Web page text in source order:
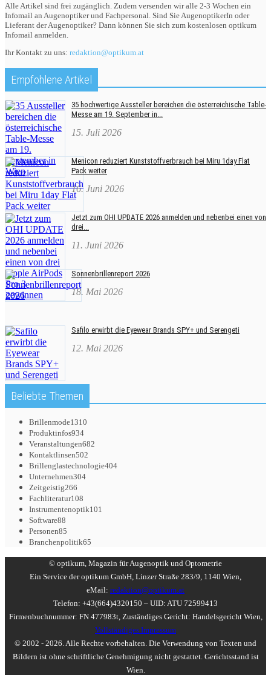
Alle Artikel sind frei zugänglich. Zudem versenden wir alle 2-3 Wochen ein
Infomail an Augenoptiker und Fachpersonal. Sind Sie AugenoptikerIn oder
Lieferant der Augenoptiker? Dann können Sie sich zum kostenlosen optikum
Infomail anmelden.
Ihr Kontakt zu uns: redaktion@optikum.at
Empfohlene Artikel
35 hochwertige Aussteller bereichen die österreichische Table-
Messe am 19. September in...
15. Juli 2026
Menicon reduziert Kunststoffverbrauch bei Miru 1day Flat
Pack weiter
16. Juni 2026
Jetzt zum OHI UPDATE 2026 anmelden und nebenbei einen von
drei...
11. Juni 2026
Sonnenbrillenreport 2026
18. Mai 2026
Safilo erwirbt die Eyewear Brands SPY+ und Serengeti
12. Mai 2026
Beliebte Themen
Brillenmode1310
Produktinfos934
Veranstaltungen682
Kontaktlinsen502
Brillenglastechnologie404
Unternehmen304
Zeitgeistig266
Fachliteratur108
Instrumentenoptik101
Software88
Personen85
Branchenpolitik65
© optikum, Magazin für Augenoptik und Optometrie
Ein Service der optikum GmbH, Linzer Straße 283/9, 1140 Wien,
eMail: redaktion@optikum.at
Telefon: +43(664)4320150 – UID: ATU 72599413
Firmenbuchnummer: FN 477983t, Zuständiges Gericht: Handelsgericht Wien,
Vollständiges Impressum
© 2002 - 2026. Alle Rechte vorbehalten. Die Verwendung von Texten und
Bildern ist ohne schriftliche Genehmigung nicht gestattet. Gerichtsstand ist
Wien.